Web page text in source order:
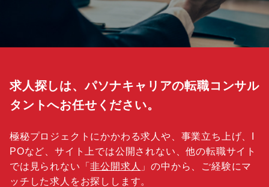
求人探しは、パソナキャリアの転職コンサル
タントへお任せください。
極秘プロジェクトにかかわる求人や、事業立ち上げ、I
POなど、サイト上では公開されない、他の転職サイト
では見られない「非公開求人 」の中から、ご経験にマ
ッチした求人をお探しします。